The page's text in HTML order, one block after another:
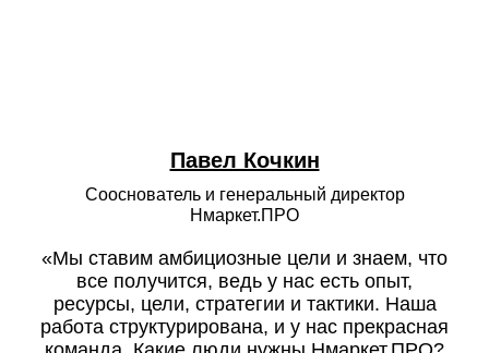
Павел Кочкин
Сооснователь и генеральный директор
Нмаркет.ПРО
«Мы ставим амбициозные цели и знаем, что
все получится, ведь у нас есть опыт,
ресурсы, цели, стратегии и тактики. Наша
работа структурирована, и у нас прекрасная